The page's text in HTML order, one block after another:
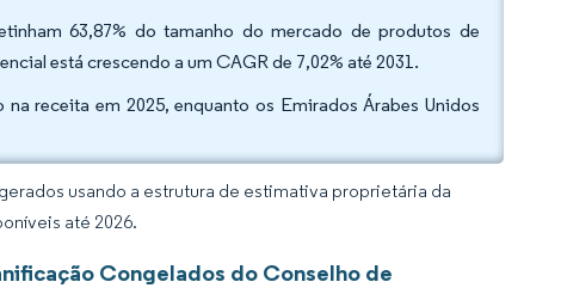
63,87% do tamanho do mercado de produtos de
está crescendo a um CAGR de 7,02% até 2031.
receita em 2025, enquanto os Emirados Árabes Unidos
usando a estrutura de estimativa proprietária da
até 2026.
Congelados do Conselho de